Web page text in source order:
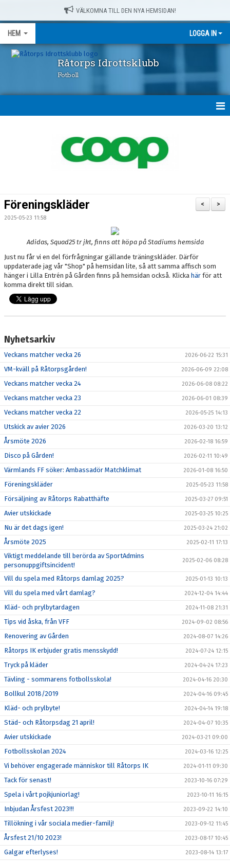
VÄLKOMNA TILL DEN NYA HEMSIDAN!
HEM LOGGA IN
Råtorps Idrottsklubb
Fotboll
RÅTORPSPRODUKTER
KALENDER
VÅRA LAG/TRÄNARE
SPONSORER
KIOSK
MEDLEMSKAP OCH AVGIFTER
FRITIDSKORTET
FOTBOLLSSKOLAN 2026
TRÄNINGSTIDER 2026
RUTIN PLANSCHEMA VID MATCHER
KONTAKT
STADIUM
NEWBODY 2026
>
<
Föreningskläder
2025-05-23 11:58
Adidas, Squad25 tr jkt, finns att köpa på Stadiums hemsida
Just nu får vi en del förfrågningar gällande träningskläder. Därför
uppdaterade jag vår "Shop" på hemsidan lite, så att samma affisch som
hänger i Lilla Entrén på Gården finns på hemsidan också. Klicka här för att
komma direkt till sidan.
Nyhetsarkiv
Veckans matcher vecka 26 2026-06-22 15:31
VM-kväll på Råtorpsgården! 2026-06-09 22:08
Veckans matcher vecka 24 2026-06-08 08:22
Veckans matcher vecka 23 2026-06-01 08:39
Veckans matcher vecka 22 2026-05-25 14:13
Utskick av avier 2026 2026-03-20 13:12
Årsmöte 2026 2026-02-18 16:59
Disco på Gården! 2026-02-11 10:49
Värmlands FF söker: Ambassadör Matchklimat 2026-01-08 16:50
Föreningskläder 2025-05-23 11:58
Försäljning av Råtorps Rabatthäfte 2025-03-27 09:51
Avier utskickade 2025-03-25 10:25
Nu är det dags igen! 2025-03-24 21:02
Årsmöte 2025 2025-02-11 17:13
Viktigt meddelande till berörda av SportAdmins
personuppgiftsincident!
2025-02-06 08:28
Vill du spela med Råtorps damlag 2025? 2025-01-13 10:13
Vill du spela med vårt damlag? 2024-12-04 14:44
Kläd- och prylbytardagen 2024-11-08 21:31
Tips vid åska, från VFF 2024-09-02 08:56
Renovering av Gården 2024-08-07 14:26
Råtorps IK erbjuder gratis mensskydd! 2024-07-24 12:15
Tryck på kläder 2024-04-24 17:23
Tävling - sommarens fotbollsskola! 2024-04-16 20:30
Bollkul 2018/2019 2024-04-16 09:45
Kläd- och prylbyte! 2024-04-14 19:18
Städ- och Råtorpsdag 21 april! 2024-04-07 10:35
Avier utskickade 2024-03-21 09:00
Fotbollsskolan 2024 2024-03-16 12:25
Vi behöver engagerade människor till Råtorps IK 2024-01-11 09:30
Tack för senast! 2023-10-16 07:29
Spela i vårt pojkjuniorlag! 2023-10-11 16:15
Inbjudan Årsfest 2023!!! 2023-09-22 14:10
Tillökning i vår sociala medier-familj! 2023-09-12 11:45
Årsfest 21/10 2023! 2023-08-17 10:45
Galgar efterlyses! 2023-08-14 13:17